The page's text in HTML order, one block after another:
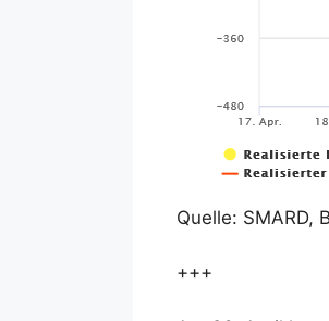
Quelle: SMARD,
+++